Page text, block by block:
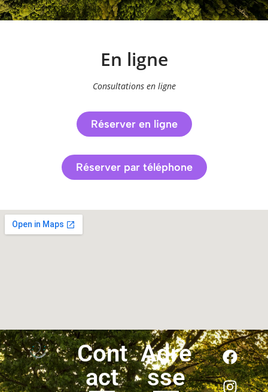
En ligne
Consultations en ligne
Réserver en ligne
Réserver par téléphone
Cont
act
Adre
sse